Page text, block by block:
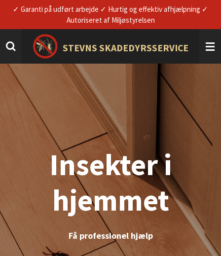
Spring
hovedindhold
STEVNS SKADEDYRSSERVICE
✓ Garanti på udført arbejde ✓ Hurtig og effektiv afhjælpning ✓
Autoriseret af Miljøstyrelsen
Insekter i
hjemmet
Få professionel hjælp